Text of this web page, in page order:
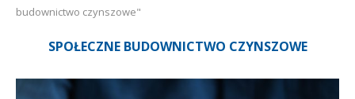
budownictwo czynszowe"
SPOŁECZNE BUDOWNICTWO CZYNSZOWE